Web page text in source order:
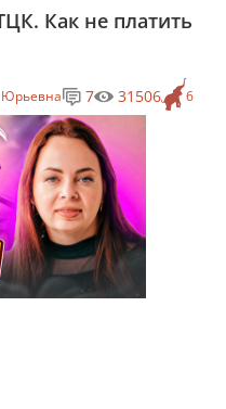
Как не платить
Юрьевна 6
7 31506